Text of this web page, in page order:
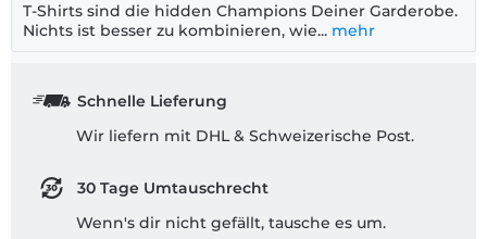
T-Shirts sind die hidden Champions Deiner Garderobe.
Nichts ist besser zu kombinieren, wie... mehr
Schnelle Lieferung
Wir liefern mit DHL & Schweizerische Post.
30 Tage Umtauschrecht
Wenn's dir nicht gefällt, tausche es um.